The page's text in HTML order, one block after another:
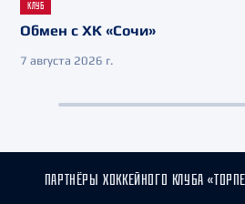
КЛУБ
Обмен с ХК «Сочи»
7 августа 2026 г.
ПАРТНЁРЫ ХОККЕЙНОГО КЛУБА